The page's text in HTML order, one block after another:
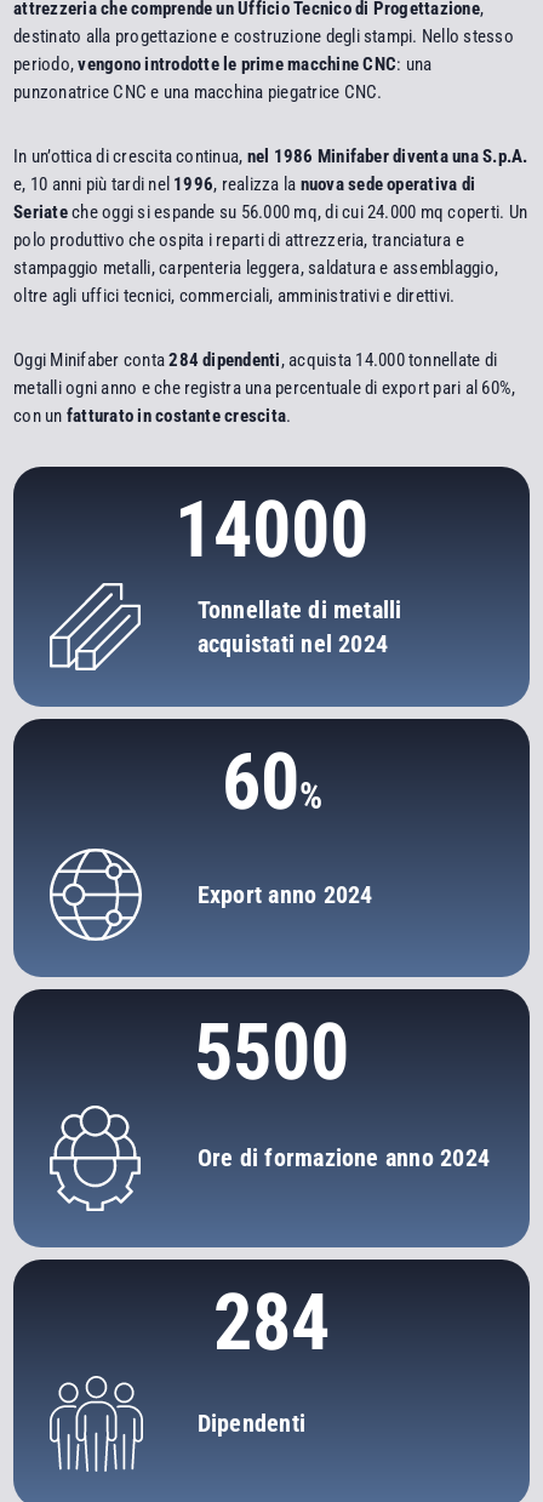
attrezzeria che comprende un Ufficio Tecnico di Progettazione,
destinato alla progettazione e costruzione degli stampi. Nello stesso
periodo,vengono introdotte le prime macchine CNC: una
punzonatrice CNC e una macchina piegatrice CNC.
In un’ottica di crescita continua, nel 1986 Minifaber diventa una S.p.A.
e, 10 anni più tardi nel 1996, realizza la nuova sede operativa di
Seriateche oggi si espande su 56.000 mq, di cui 24.000 mq coperti. Un
polo produttivo che ospita i reparti di attrezzeria, tranciatura e
stampaggio metalli, carpenteria leggera, saldatura e assemblaggio,
oltre agli uffici tecnici, commerciali, amministrativi e direttivi.
Oggi Minifaber conta284 dipendenti, acquista 14.000 tonnellate di
metalli ogni anno e che registra una percentuale di export pari al 60%,
con un fatturato in costante crescita.
14000
Tonnellate di metalli
acquistati nel 2024
60
Export anno 2024
5500
Ore di formazione anno 2024
284
Dipendenti